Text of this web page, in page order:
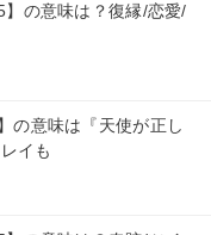
の意味は？復縁/恋愛/
の意味は『天使が正し
イも